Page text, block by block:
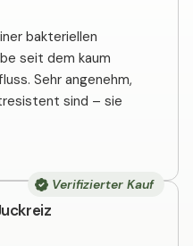
bakteriellen
seit dem kaum
Sehr angenehm,
sind – sie
Verifizierter Kauf